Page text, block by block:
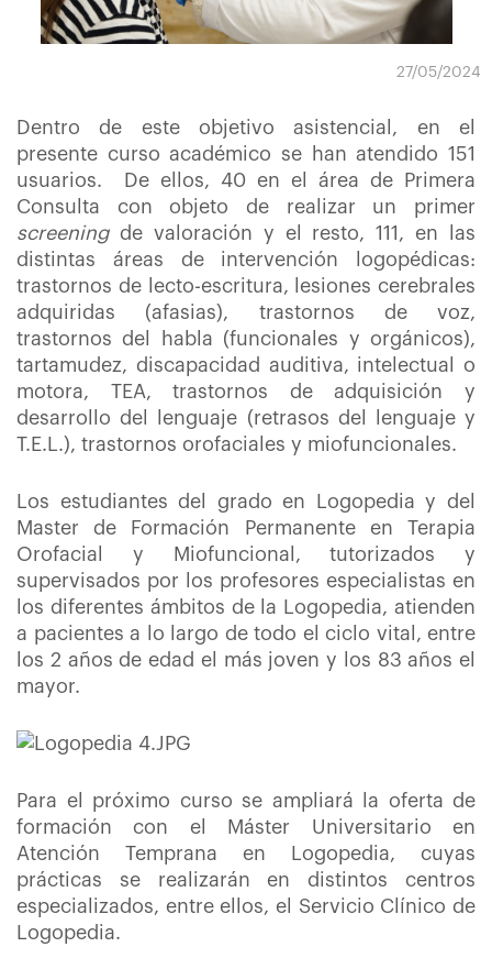
27/05/2024
Dentro de este objetivo asistencial, en el
presente curso académico se han atendido 151
usuarios. De ellos, 40 en el área de Primera
Consulta con objeto de realizar un primer
screeningde valoración y el resto, 111, en las
distintas áreas de intervención logopédicas:
trastornos de lecto-escritura, lesiones cerebrales
adquiridas (afasias), trastornos de voz,
trastornos del habla (funcionales y orgánicos),
tartamudez, discapacidad auditiva, intelectual o
motora, TEA, trastornos de adquisición y
desarrollo del lenguaje (retrasos del lenguaje y
T.E.L.), trastornos orofaciales y miofuncionales.
Los estudiantes del grado en Logopedia y del
Master de Formación Permanente en Terapia
Orofacial y Miofuncional, tutorizados y
supervisados por los profesores especialistas en
los diferentes ámbitos de la Logopedia, atienden
a pacientes a lo largo de todo el ciclo vital, entre
los 2 años de edad el más joven y los 83 años el
mayor.
Para el próximo curso se ampliará la oferta de
formación con el Máster Universitario en
Atención Temprana en Logopedia, cuyas
prácticas se realizarán en distintos centros
especializados, entre ellos, el Servicio Clínico de
Logopedia.